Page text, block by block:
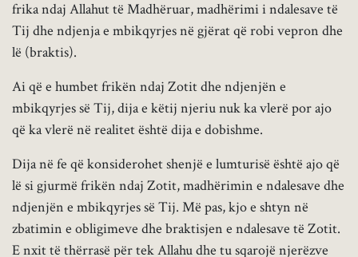
frika ndaj Allahut të Madhëruar, madhërimi i ndalesave të
Tij dhe ndjenja e mbikqyrjes në gjërat që robi vepron dhe
lë (braktis).
Ai që e humbet frikën ndaj Zotit dhe ndjenjën e
mbikqyrjes së Tij, dija e këtij njeriu nuk ka vlerë por ajo
që ka vlerë në realitet është dija e dobishme.
Dija në fe që konsiderohet shenjë e lumturisë është ajo që
lë si gjurmë frikën ndaj Zotit, madhërimin e ndalesave dhe
ndjenjën e mbikqyrjes së Tij. Më pas, kjo e shtyn në
zbatimin e obligimeve dhe braktisjen e ndalesave të Zotit.
E nxit të thërrasë për tek Allahu dhe tu sqarojë njerëzve